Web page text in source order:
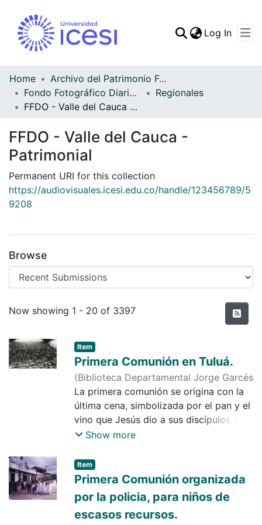
Statistics
Log In
Home
Archivo del Patrimonio Fotográfico y Fílmico del Valle del Cauca
Fondo Fotográfico Diario Occidente
Regionales
FFDO - Valle del Cauca - Patrimonial
FFDO - Valle del Cauca -
Patrimonial
Permanent URI for this collection
https://audiovisuales.icesi.edu.co/handle/123456789/5
9208
Browse
Recent Submissions
Now showing 1 - 20 of 3397
Item
Primera Comunión en Tuluá.
(Biblioteca Departamental Jorge Garcés
Borrego,2026-01-01)Figueroa
La primera comunión se origina con la
última cena, simbolizada por el pan y el
vino que Jesús dio a sus discípulos en
representación del cuerpo y la sangre
El acto sacramental, se origina en 1215,
cuando el Concilio de Letrán decidió,
que los menores con edad entre doce y
catorce años, "la edad de discreción",
podían recibir el sacramento de probar
Show more
Item
Primera Comunión organizada
por la policia, para niños de
escasos recursos.